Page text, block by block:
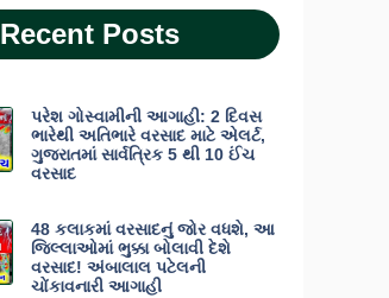
Recent Posts
પરેશ ગોસ્વામીની આગાહી: 2 દિવસ
ભારેથી અતિભારે વરસાદ માટે એલર્ટ,
ગુજરાતમાં સાર્વત્રિક 5 થી 10 ઈંચ
વરસાદ
48 કલાકમાં વરસાદનું જોર વધશે, આ
જિલ્લાઓમાં ભુક્કા બોલાવી દેશે
વરસાદ! અંબાલાલ પટેલની
ચોંકાવનારી આગાહી